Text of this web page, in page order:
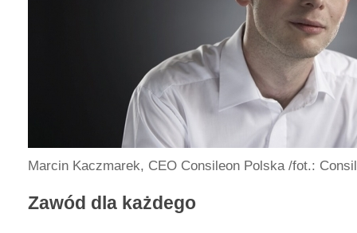
Marcin Kaczmarek, CEO Consileon Polska /fot.:
Zawód dla każdego